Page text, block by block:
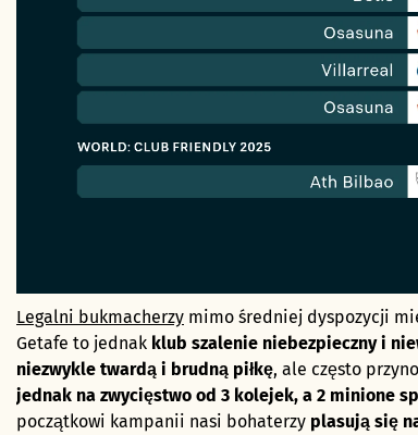
Legalni bukmacherzy mimo średniej dyspozycji
Getafe to jednak klub szalenie niebezpieczny i
niezwykle twardą i brudną piłkę, ale często
jednak na zwycięstwo od 3 kolejek, a 2 minione
początkowi kampanii nasi bohaterzy plasują się